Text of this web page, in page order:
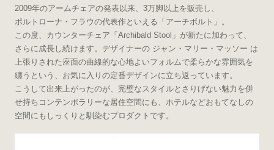
2009年のアームチェアの発表以来、3万脚以上を販売し、
ポルトローナ・フラウの代表作といえる「アーチボルト」。
この度、カウンターチェア「Archibald Stool」が新たに加わって、
さらに成長し続けます。デザイナーの ジャン・マリー・マッソー は
上張りされた座面の曲線的な心地よいフォルムで柔らかな雰囲気を
纏うという、お気に入りの定番デザインに立ち返っています。
こうして出来上がったのが、完璧なスタイルとさりげない魅力を併
せ持ちコンテンポラリーな居住空間にも、ホテルなどおもてなしの
空間にもしっくりと馴染むプロダクトです。